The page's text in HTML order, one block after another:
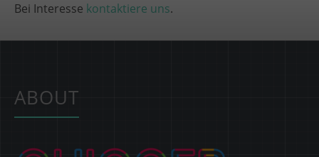
Bei Interesse kontaktiere uns.
ABOUT